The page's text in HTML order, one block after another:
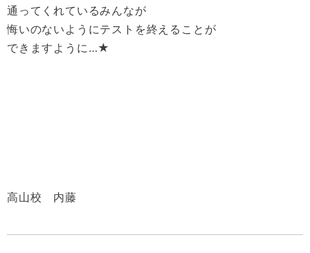
通ってくれているみんなが
悔いのないようにテストを終えることが
できますように…★
高山校 内藤